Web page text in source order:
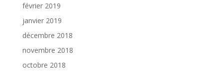
février 2019
janvier 2019
décembre 2018
novembre 2018
octobre 2018